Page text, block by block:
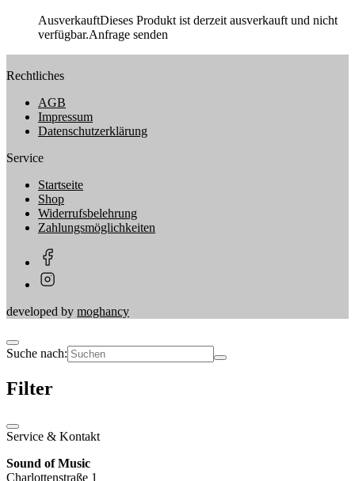
AusverkauftDieses Produkt ist derzeit ausverkauft und nicht
verfügbar.Anfrage senden
Rechtliches
AGB
Impressum
Datenschutzerklärung
Service
Startseite
Shop
Widerrufsbelehrung
Zahlungsmöglichkeiten
developed by moghancy
Suche nach:
Filter
Service & Kontakt
Sound of Music
Charlottenstraße 1